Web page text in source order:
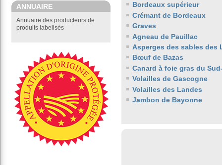
ANNUAIRE
Annuaire des producteurs de
produits labelisés
Bordeaux supérieur
Crémant de Bordeaux
Graves
Agneau de Pauillac
Asperges des sables des
Bœuf de Bazas
Canard à foie gras du
Volailles de Gascogne
Volailles des Landes
Jambon de Bayonne